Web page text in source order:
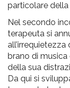
particolare
Nel secondo
terapeuta si
brano di
della sua
Da qui si